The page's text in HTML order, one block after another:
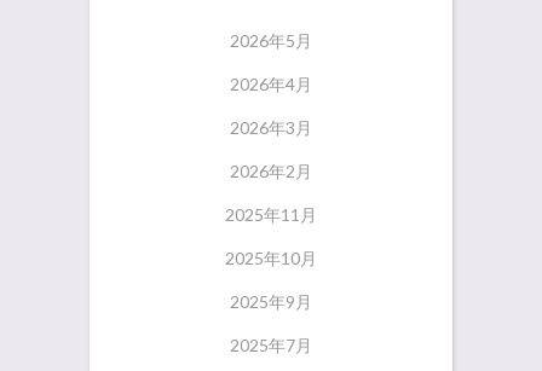
2026年5月
2026年4月
2026年3月
2026年2月
2025年11月
2025年10月
2025年9月
2025年7月